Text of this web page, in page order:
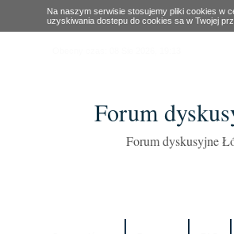
Na naszym serwisie stosujemy pliki cookies w
uzyskiwania dostepu do cookies sa w Twojej
Forum
Forum dyskusyjne